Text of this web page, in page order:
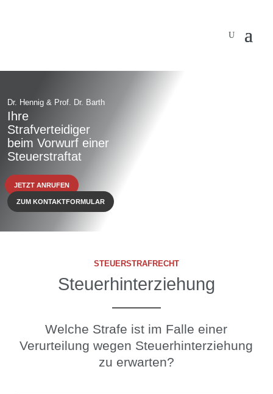
Dr. Hennig & Prof. Dr. Barth
Ihre
Strafverteidiger
beim Vorwurf einer
Steuerstraftat
JETZT ANRUFEN
ZUM KONTAKTFORMULAR
STEUERSTRAFRECHT
Steuerhinterziehung
Welche Strafe ist im Falle einer
Verurteilung wegen Steuerhinterziehung
zu erwarten?